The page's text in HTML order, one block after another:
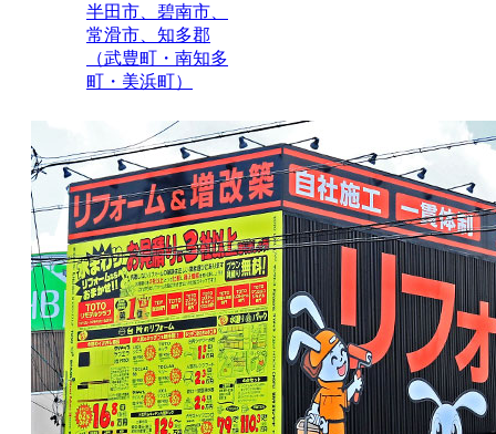
半田市、碧南市、
常滑市、知多郡
（武豊町・南知多
町・美浜町）